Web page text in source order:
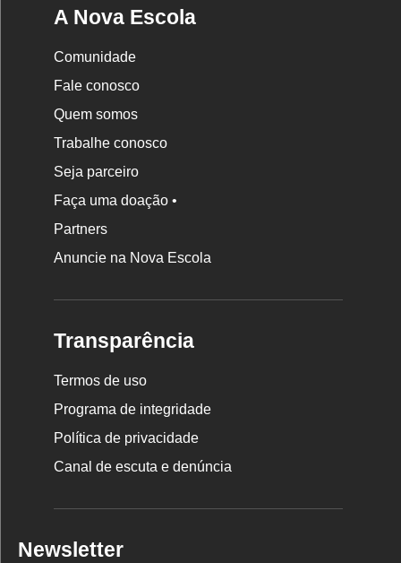
A Nova Escola
Comunidade
Fale conosco
Quem somos
Trabalhe conosco
Seja parceiro
Faça uma doação •
Partners
Anuncie na Nova Escola
Transparência
Termos de uso
Programa de integridade
Política de privacidade
Canal de escuta e denúncia
Newsletter